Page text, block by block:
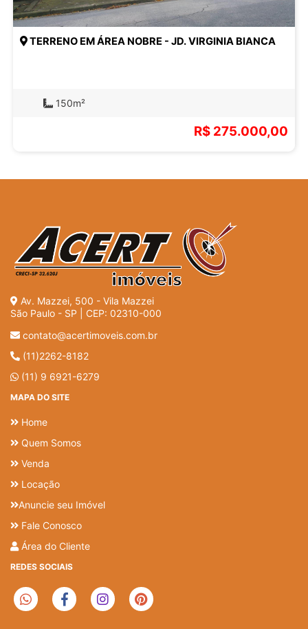
TERRENO EM ÁREA NOBRE - JD. VIRGINIA BIANCA
150m²
R$ 275.000,00
Av. Mazzei, 500 - Vila Mazzei
São Paulo - SP | CEP: 02310-000
contato@acertimoveis.com.br
(11)2262-8182
(11) 9 6921-6279
MAPA DO SITE
Home
Quem Somos
Venda
Locação
Anuncie seu Imóvel
Fale Conosco
Área do Cliente
REDES SOCIAIS